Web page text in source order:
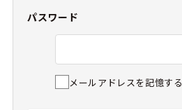
パスワード
メールアドレスを記憶する